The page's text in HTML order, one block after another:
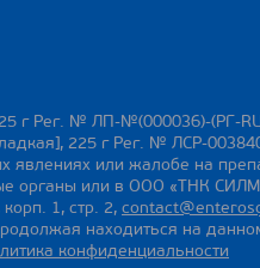
г Рег. № ЛП-№(000036)-(РГ-
225 г Рег. № ЛСР-
явлениях или жалобе на
органы или в ООО «ТНК
1, стр. 2,
находиться на
конфиденциальности